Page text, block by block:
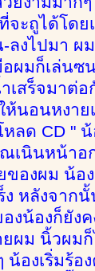
ะถูได้โดย
งไปมา ผ
ผมก็เล่น
สร็จมาต่
อนหงายเ
ลด CD "
ณเนินหน้า
องผม น้อ
หลังจาก
งน้องก็ยัง
นิ้วผมก็ไ
องเริ่มร้อ